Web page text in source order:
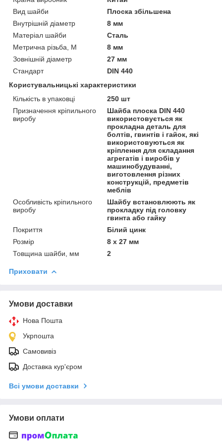
Вид шайби
Плоска збільшена
Внутрішній діаметр
8 мм
Матеріал шайби
Сталь
Метрична різьба, М
8 мм
Зовнішній діаметр
27 мм
Стандарт
DIN 440
Користувальницькі характеристики
Кількість в упаковці
250 шт
Призначення кріпильного
виробу
Шайба плоска DIN 440
використовується як
прокладна деталь для
болтів, гвинтів і гайок, які
використовуються як
кріплення для складання
агрегатів і виробів у
машинобудуванні,
виготовлення різних
конструкцій, предметів
меблів
Особливість кріпильного
виробу
Шайбу встановлюють як
прокладку під головку
гвинта або гайку
Покриття
Білий цинк
Розмір
8 х 27 мм
Товщина шайби, мм
2
Приховати
Умови доставки
Нова Пошта
Укрпошта
Самовивіз
Доставка кур'єром
Всі умови доставки
Умови оплати